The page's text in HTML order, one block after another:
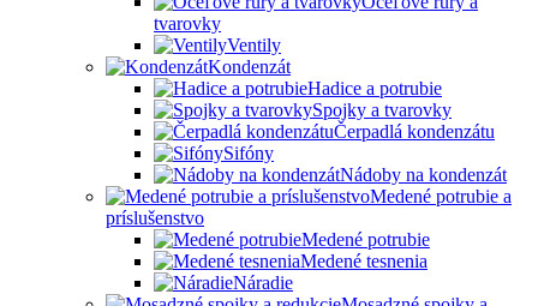
tvarovky
Ventily
Kondenzát
Hadice a potrubie
Spojky a tvarovky
Čerpadlá kondenzátu
Sifóny
Nádoby na kondenzát
Medené potrubie a
príslušenstvo
Medené potrubie
Medené tesnenia
Náradie